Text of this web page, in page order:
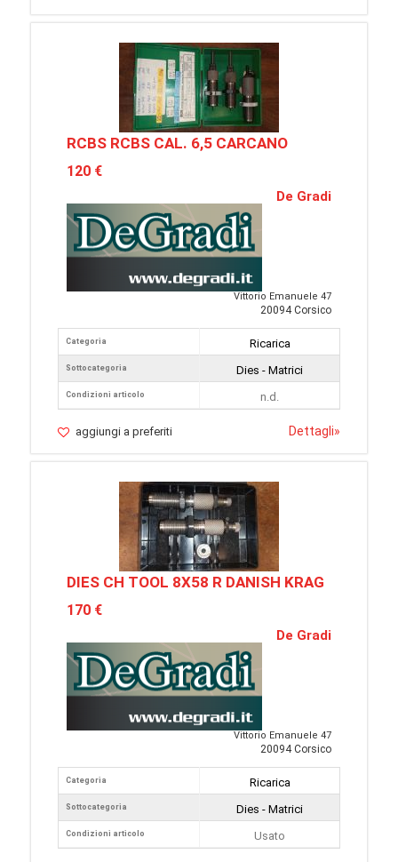
RCBS RCBS CAL. 6,5 CARCANO
120 €
De Gradi
Vittorio Emanuele 47
20094 Corsico
Categoria
Sottocategoria
Condizioni articolo
Ricarica
Dies - Matrici
n.d.
aggiungi a preferiti Dettagli»
DIES CH TOOL 8X58 R DANISH KRAG
170 €
De Gradi
Vittorio Emanuele 47
20094 Corsico
Categoria
Sottocategoria
Condizioni articolo
Ricarica
Dies - Matrici
Usato